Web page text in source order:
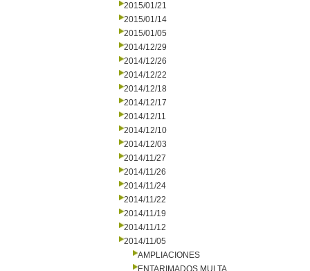
2015/01/21
2015/01/14
2015/01/05
2014/12/29
2014/12/26
2014/12/22
2014/12/18
2014/12/17
2014/12/11
2014/12/10
2014/12/03
2014/11/27
2014/11/26
2014/11/24
2014/11/22
2014/11/19
2014/11/12
2014/11/05
AMPLIACIONES
ENTARIMADOS MULTA